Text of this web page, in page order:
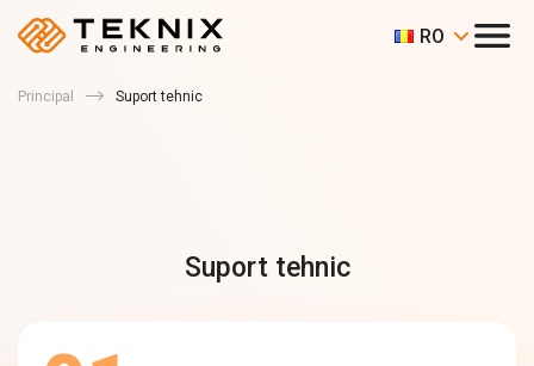
RO
Principal Suport tehnic
Suport tehnic